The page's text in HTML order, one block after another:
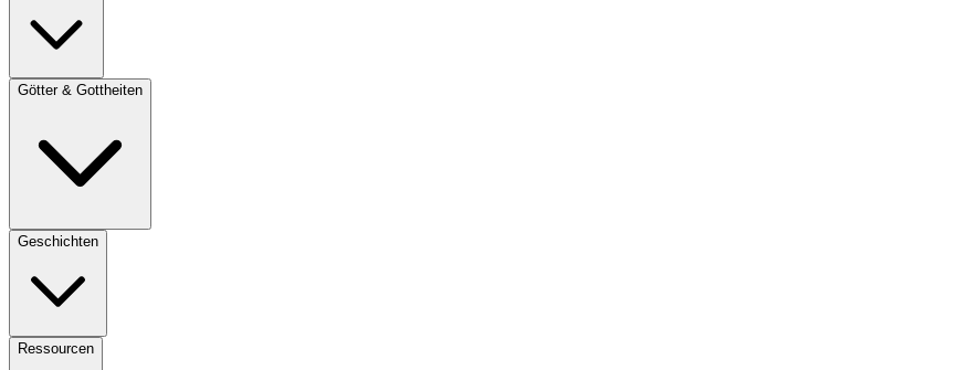
Götter & Gottheiten
Geschichten
Ressourcen